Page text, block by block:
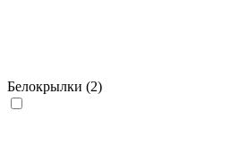
Белокрылки (2)